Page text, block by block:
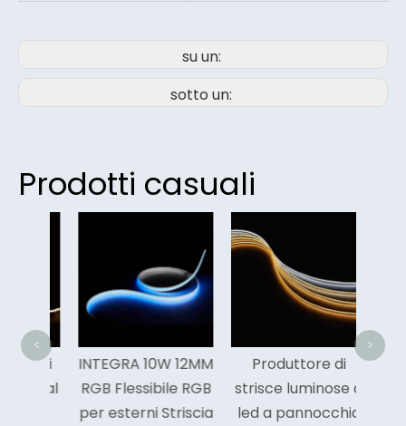
su un:
sotto un:
Prodotti casuali
di
INTEGRA 10W 12MM
RGB Flessibile RGB
per esterni Striscia
Produttore di
strisce luminose a
led a pannocchia
< >